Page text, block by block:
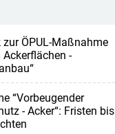
ÖPUL-Maßnahme
-
“Vorbeugender
- Acker“: Fristen bis